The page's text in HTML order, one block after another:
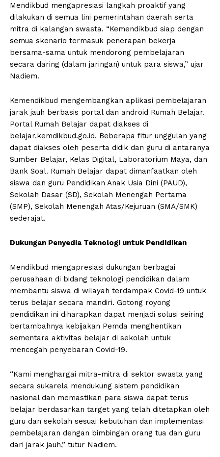
Mendikbud mengapresiasi langkah proaktif yang
dilakukan di semua lini pemerintahan daerah serta
mitra di kalangan swasta. “Kemendikbud siap dengan
semua skenario termasuk penerapan bekerja
bersama-sama untuk mendorong pembelajaran
secara daring (dalam jaringan) untuk para siswa,” ujar
Nadiem.
Kemendikbud mengembangkan aplikasi pembelajaran
jarak jauh berbasis portal dan android Rumah Belajar.
Portal Rumah Belajar dapat diakses di
belajar.kemdikbud.go.id. Beberapa fitur unggulan yang
dapat diakses oleh peserta didik dan guru di antaranya
Sumber Belajar, Kelas Digital, Laboratorium Maya, dan
Bank Soal. Rumah Belajar dapat dimanfaatkan oleh
siswa dan guru Pendidikan Anak Usia Dini (PAUD),
Sekolah Dasar (SD), Sekolah Menengah Pertama
(SMP), Sekolah Menengah Atas/Kejuruan (SMA/SMK)
sederajat.
Dukungan Penyedia Teknologi untuk Pendidikan
Mendikbud mengapresiasi dukungan berbagai
perusahaan di bidang teknologi pendidikan dalam
membantu siswa di wilayah terdampak Covid-19 untuk
terus belajar secara mandiri. Gotong royong
pendidikan ini diharapkan dapat menjadi solusi seiring
bertambahnya kebijakan Pemda menghentikan
sementara aktivitas belajar di sekolah untuk
mencegah penyebaran Covid-19.
“Kami menghargai mitra-mitra di sektor swasta yang
secara sukarela mendukung sistem pendidikan
nasional dan memastikan para siswa dapat terus
belajar berdasarkan target yang telah ditetapkan oleh
guru dan sekolah sesuai kebutuhan dan implementasi
pembelajaran dengan bimbingan orang tua dan guru
dari jarak jauh,” tutur Nadiem.